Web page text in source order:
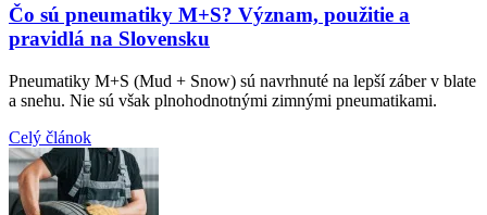
Čo sú pneumatiky M+S? Význam, použitie a
pravidlá na Slovensku
Pneumatiky M+S (Mud + Snow) sú navrhnuté na lepší záber v blate
a snehu. Nie sú však plnohodnotnými zimnými pneumatikami.
Celý článok